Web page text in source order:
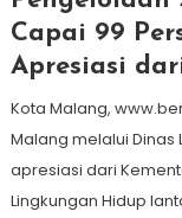
Capai 99
Apresiasi
Kota Malang,
Malang melalui
apresiasi dari
Lingkungan Hidup